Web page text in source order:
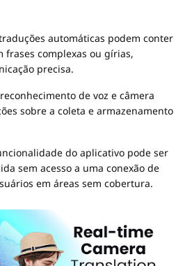
automáticas podem conter
complexas ou gírias,
precisa.
de voz e câmera
sobre a coleta e armazenamento
do aplicativo pode ser
sem acesso a uma conexão de
em áreas sem cobertura.